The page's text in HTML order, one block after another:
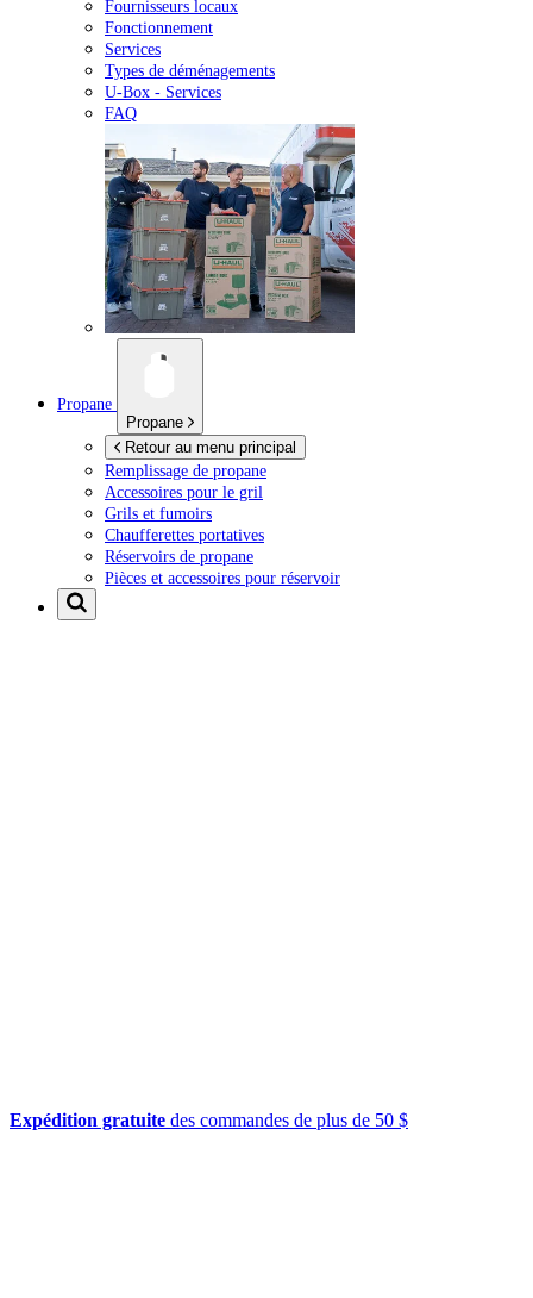
Fournisseurs locaux
Fonctionnement
Services
Types de déménagements
U-Box - Services
FAQ
Propane
Propane
Retour au menu principal
Remplissage de propane
Accessoires pour le gril
Grils et fumoirs
Chaufferettes portatives
Réservoirs de propane
Pièces et accessoires pour réservoir
Expédition gratuite des commandes de plus de 50 $